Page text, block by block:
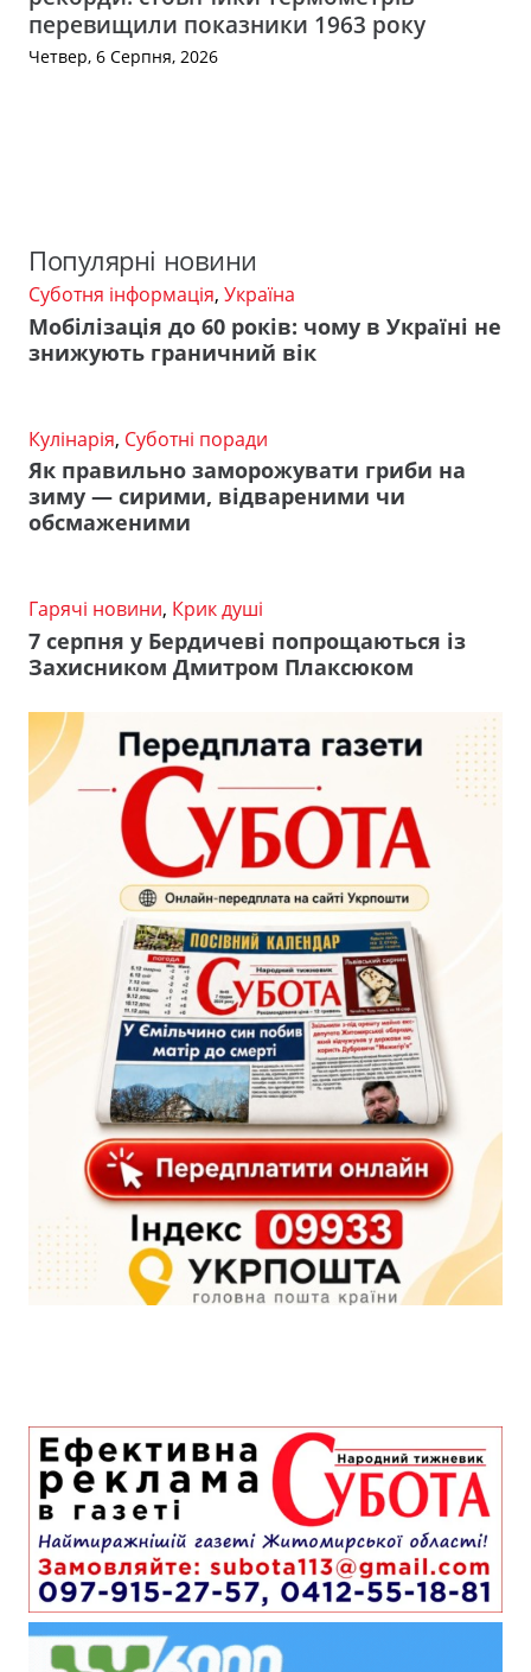
перевищили показники 1963 року
Четвер, 6 Серпня, 2026
Популярні новини
Суботня інформація, Україна
Мобілізація до 60 років: чому в Україні не
знижують граничний вік
Кулінарія, Суботні поради
Як правильно заморожувати гриби на
зиму — сирими, відвареними чи
обсмаженими
Гарячі новини, Крик душі
7 серпня у Бердичеві попрощаються із
Захисником Дмитром Плаксюком